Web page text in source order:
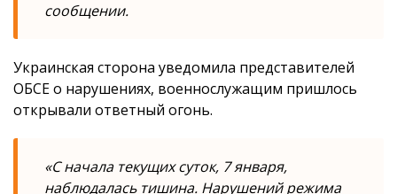
сообщении.
Украинская сторона уведомила представителей
ОБСЕ о нарушениях, военнослужащим пришлось
открывали ответный огонь.
«С начала текущих суток, 7 января,
наблюдалась тишина. Нарушений режима